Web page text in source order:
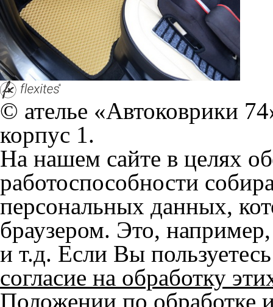
согласие на обработку
Положении по обработке
+7 (351) 277 91 67